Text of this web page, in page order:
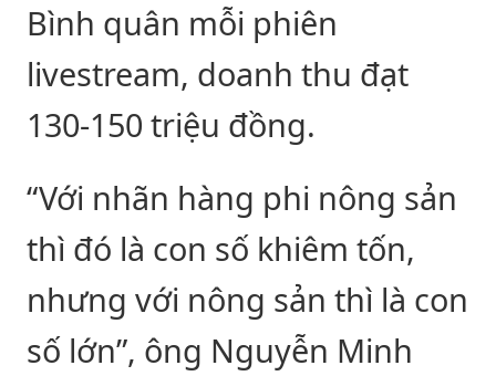
Bình quân mỗi phiên
livestream, doanh thu đạt
130-150 triệu đồng.
“Với nhãn hàng phi nông sản
thì đó là con số khiêm tốn,
nhưng với nông sản thì là con
số lớn”, ông Nguyễn Minh